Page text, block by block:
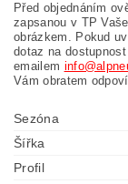
Před objednáním
zapsanou v TP
obrázkem. Pokud
dotaz na
emailem
Vám obratem
Sezóna
Šířka
Profil